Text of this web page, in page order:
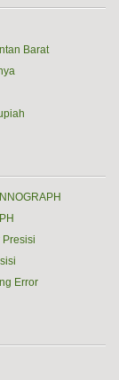
Barat
Presisi
Error